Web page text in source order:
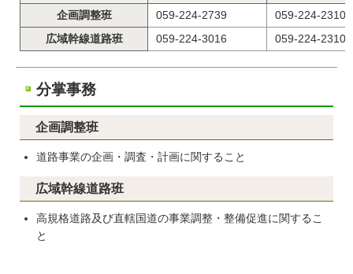
企画調整班
059-224-2739
059-224-2310
広域幹線道路班
059-224-3016 059-224-2310
分掌事務
企画調整班
道路事業の企画・調査・計画に関すること
広域幹線道路班
高規格道路及び直轄国道の事業調整・整備促進に関するこ
と